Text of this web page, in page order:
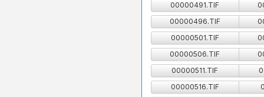
00000491.TIF
00000496.TIF
00000501.TIF
00000506.TIF
00000511.TIF
00000516.TIF